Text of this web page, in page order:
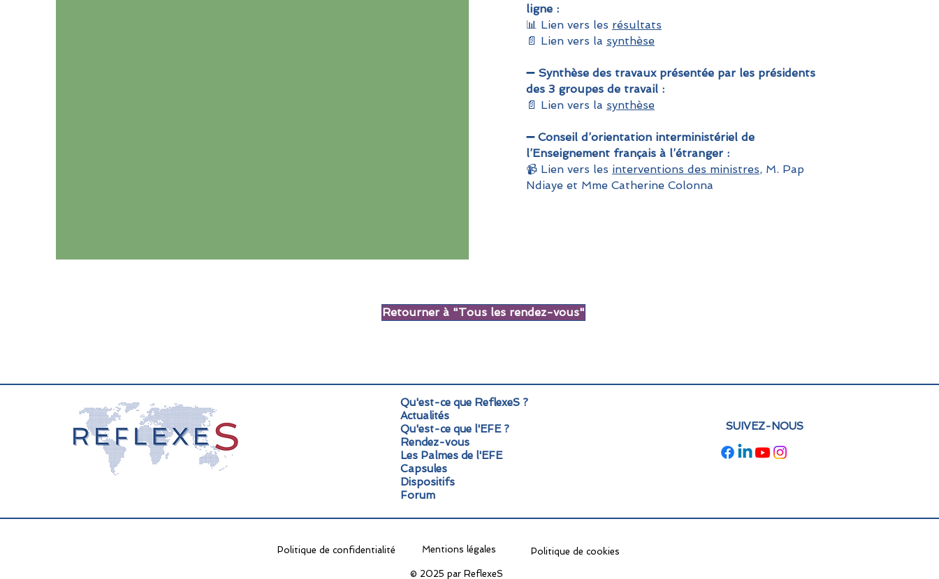
ligne :
📊 Lien vers les résultats
📄 Lien vers la synthèse
➖ Synthèse des travaux présentée par les présidents
des 3 groupes de travail :
📄 Lien vers la synthèse
➖ Conseil d’orientation interministériel de
l’Enseignement français à l’étranger :
📹 Lien vers les interventions des ministres, M. Pap
Ndiaye et Mme Catherine Colonna
Retourner à "Tous les rendez-vous"
Qu'est-ce que ReflexeS ?
Actualités
Qu'est-ce que l'EFE ?
Rendez-vous
Les Palmes de l'EFE
Capsules
Dispositifs
Forum
SUIVEZ-NOUS
Politique de confidentialité Mentions légales Politique de cookies
© 2025 par ReflexeS